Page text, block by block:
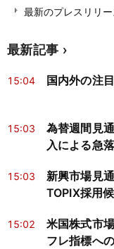
最新のプレスリリ
最新記事
15:04 国内外の注
15:03
為替週間見
入による急
15:03
新興市場見
TOPIX採用
15:02
米国株式市
フレ指標へ